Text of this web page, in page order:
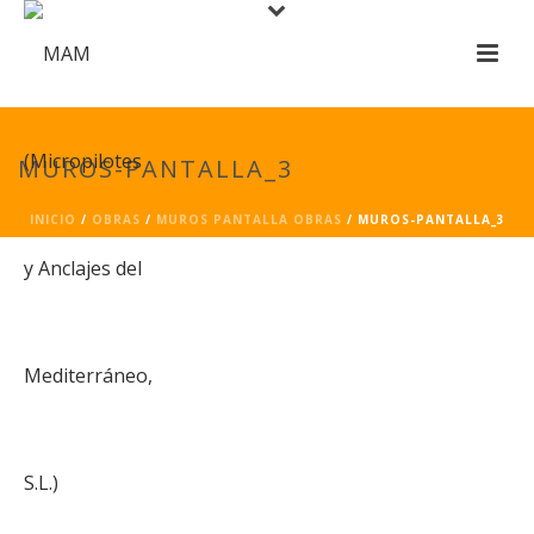
MUROS-PANTALLA_3
INICIO / OBRAS / MUROS PANTALLA OBRAS / MUROS-PANTALLA_3